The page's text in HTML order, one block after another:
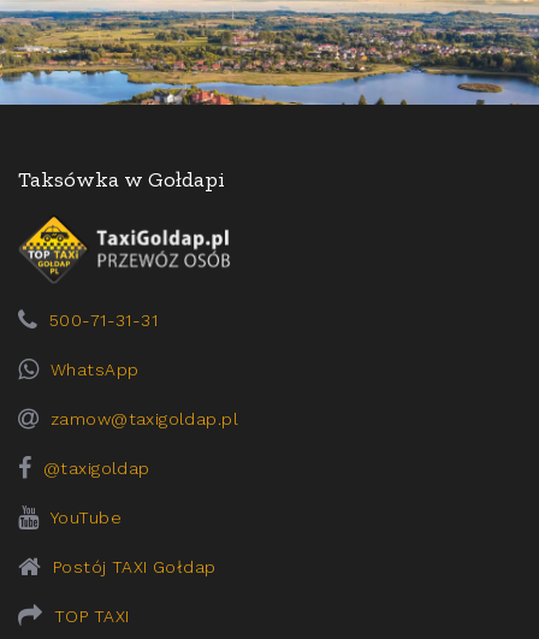
Taksówka w Gołdapi
500-71-31-31
WhatsApp
zamow@taxigoldap.pl
@taxigoldap
YouTube
Postój TAXI Gołdap
TOP TAXI